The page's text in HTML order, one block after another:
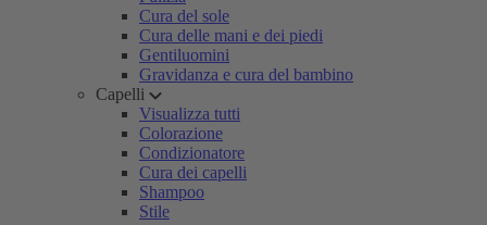
Cura del sole
Cura delle mani e dei piedi
Gentiluomini
Gravidanza e cura del bambino
Capelli
Visualizza tutti
Colorazione
Condizionatore
Cura dei capelli
Shampoo
Stile